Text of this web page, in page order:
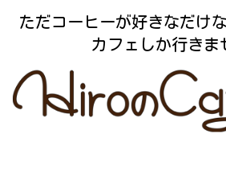
ン
ただコーヒーが好きなだけ
カフェしか行きま